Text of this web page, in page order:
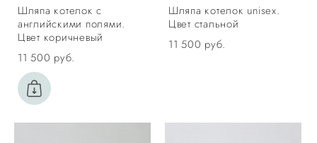
Шляпа котелок с
английскими полями.
Цвет коричневый
11 500 pуб.
Шляпа котелок unisex.
Цвет стальной
11 500 pуб.